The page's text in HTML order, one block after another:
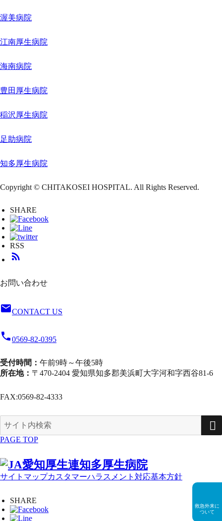
渥美病院
江南厚生病院
海南病院
豊田厚生病院
稲沢厚生病院
足助病院
知多厚生病院
Copyright © CHITAKOSEI HOSPITAL. All Rights Reserved.
SHARE
RSS
rss_feed
お問い合わせ
emailCONTACT US
local_phone0569-82-0395
受付時間： 午前9時～午後5時
所在地： 〒470-2404 愛知県知多郡美浜町大字河和字西谷81-6
FAX:0569-82-4333
索
対
PAGE TOP
サイトマップカスタマーハラスメント対応基本方針
SHARE
救急外来に
ついて